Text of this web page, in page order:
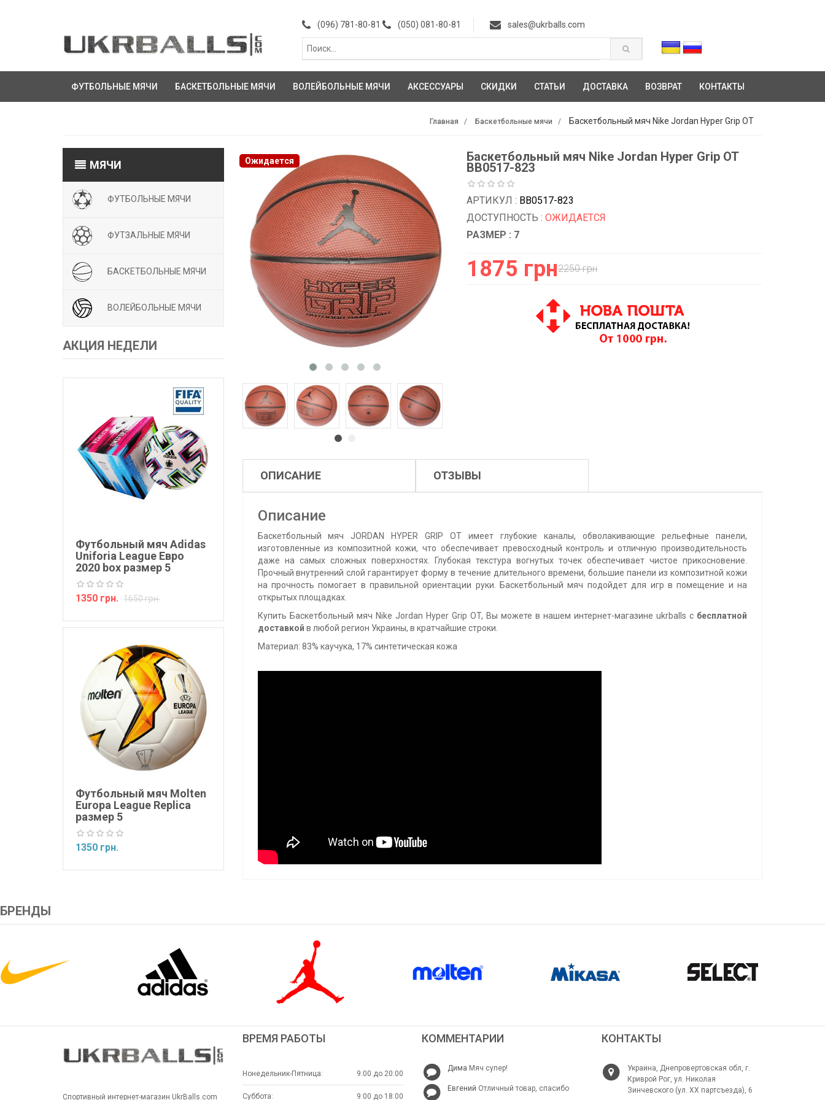
(096) 781-80-81 (050) 081-80-81 sales@ukrballs.com
ФУТБОЛЬНЫЕ МЯЧИ БАСКЕТБОЛЬНЫЕ МЯЧИ ВОЛЕЙБОЛЬНЫЕ МЯЧИ АКСЕССУАРЫ СКИДКИ СТАТЬИ ДОСТАВКА ВОЗВРАТ КОНТАКТЫ
Главная Баскетбольные мячи Баскетбольный мяч Nike Jordan Hyper Grip OT
МЯЧИ
ФУТБОЛЬНЫЕ МЯЧИ
ФУТЗАЛЬНЫЕ МЯЧИ
БАСКЕТБОЛЬНЫЕ МЯЧИ
ВОЛЕЙБОЛЬНЫЕ МЯЧИ
АКЦИЯ НЕДЕЛИ
Футбольный мяч Adidas
Uniforia League Евро
2020 box размер 5
1350 грн. 1650 грн.
Футбольный мяч Molten
Europa League Replica
размер 5
1350 грн.
Ожидается Баскетбольный мяч Nike Jordan Hyper Grip OT
BB0517-823
АРТИКУЛ : BB0517-823
ДОСТУПНОСТЬ :ОЖИДАЕТСЯ
РАЗМЕР : 7
1875 грн2250 грн
ОПИСАНИЕ ОТЗЫВЫ
Описание
Баскетбольный мяч JORDAN HYPER GRIP OT имеет глубокие каналы, обволакивающие рельефные панели,
изготовленные из композитной кожи, что обеспечивает превосходный контроль и отличную производительность
даже на самых сложных поверхностях. Глубокая текстура вогнутых точек обеспечивает чистое прикосновение.
Прочный внутренний слой гарантирует форму в течение длительного времени, большие панели из композитной кожи
на прочность помогает в правильной ориентации руки. Баскетбольный мяч подойдет для игр в помещение и на
открытых площадках.
Купить Баскетбольный мяч Nike Jordan Hyper Grip OT, Вы можете в нашем интернет-магазине ukrballs с бесплатной
доставкой в любой регион Украины, в кратчайшие строки.
Материал: 83% каучука, 17% синтетическая кожа
БРЕНДЫ
Спортивный интернет-магазин UkrBalls.com
ВРЕМЯ РАБОТЫ
Нонедельник-Пятница: 9:00 до 20:00
Суббота: 9:00 до 18:00
КОММЕНТАРИИ
Дима Мяч супер!
Евгений Отличный товар, спасибо
КОНТАКТЫ
Украина, Днепровертовская обл, г.
Криврой Рог, ул. Николая
Зинчевского (ул. ХХ партсъезда), 6